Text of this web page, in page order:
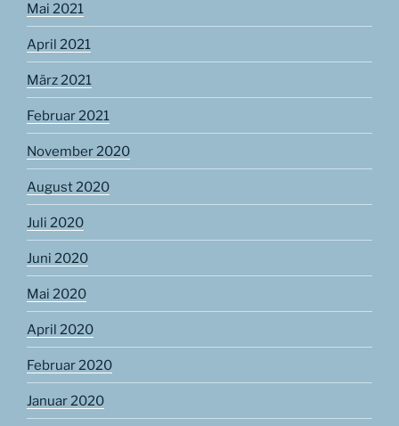
Mai 2021
April 2021
März 2021
Februar 2021
November 2020
August 2020
Juli 2020
Juni 2020
Mai 2020
April 2020
Februar 2020
Januar 2020